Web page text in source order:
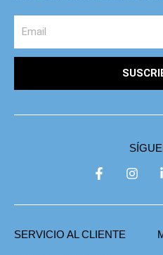
SERVICIO AL CLIENTE